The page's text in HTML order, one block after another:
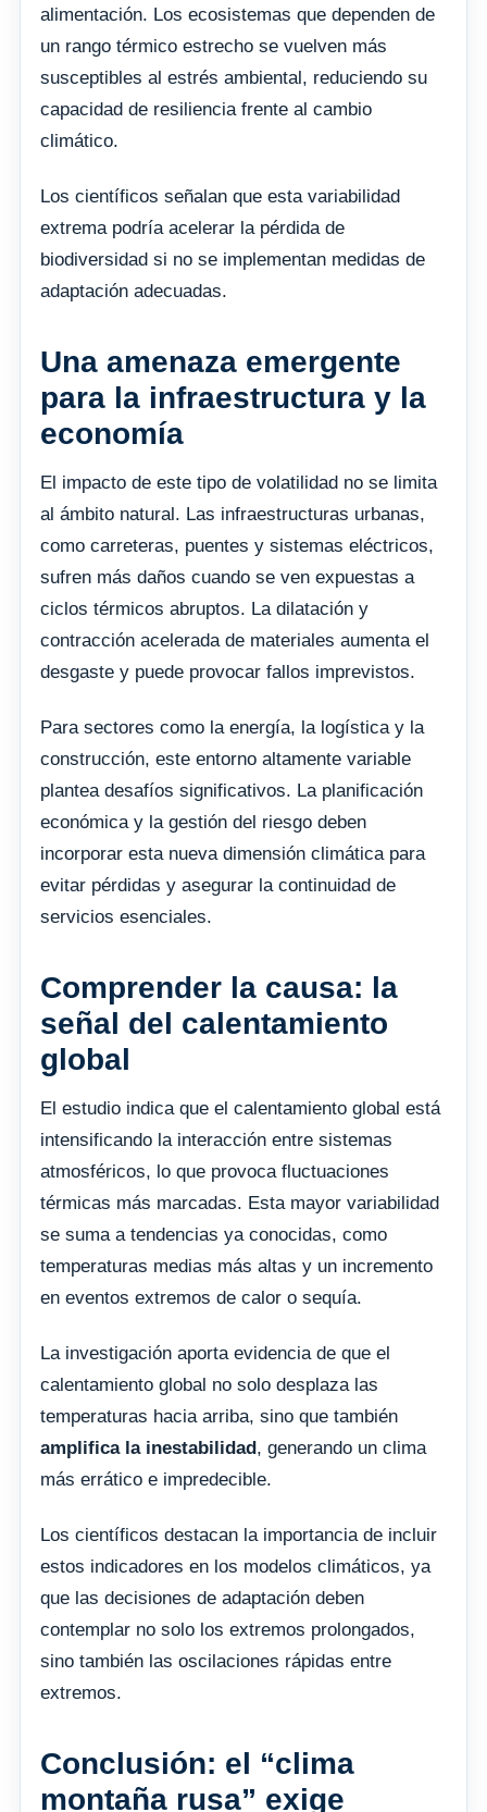
alimentación. Los ecosistemas que dependen de
un rango térmico estrecho se vuelven más
susceptibles al estrés ambiental, reduciendo su
capacidad de resiliencia frente al cambio
climático.
Los científicos señalan que esta variabilidad
extrema podría acelerar la pérdida de
biodiversidad si no se implementan medidas de
adaptación adecuadas.
Una amenaza emergente
para la infraestructura y la
economía
El impacto de este tipo de volatilidad no se limita
al ámbito natural. Las infraestructuras urbanas,
como carreteras, puentes y sistemas eléctricos,
sufren más daños cuando se ven expuestas a
ciclos térmicos abruptos. La dilatación y
contracción acelerada de materiales aumenta el
desgaste y puede provocar fallos imprevistos.
Para sectores como la energía, la logística y la
construcción, este entorno altamente variable
plantea desafíos significativos. La planificación
económica y la gestión del riesgo deben
incorporar esta nueva dimensión climática para
evitar pérdidas y asegurar la continuidad de
servicios esenciales.
Comprender la causa: la
señal del calentamiento
global
El estudio indica que el calentamiento global está
intensificando la interacción entre sistemas
atmosféricos, lo que provoca fluctuaciones
térmicas más marcadas. Esta mayor variabilidad
se suma a tendencias ya conocidas, como
temperaturas medias más altas y un incremento
en eventos extremos de calor o sequía.
La investigación aporta evidencia de que el
calentamiento global no solo desplaza las
temperaturas hacia arriba, sino que también
amplifica la inestabilidad , generando un clima
más errático e impredecible.
Los científicos destacan la importancia de incluir
estos indicadores en los modelos climáticos, ya
que las decisiones de adaptación deben
contemplar no solo los extremos prolongados,
sino también las oscilaciones rápidas entre
extremos.
Conclusión: el “clima
montaña rusa” exige